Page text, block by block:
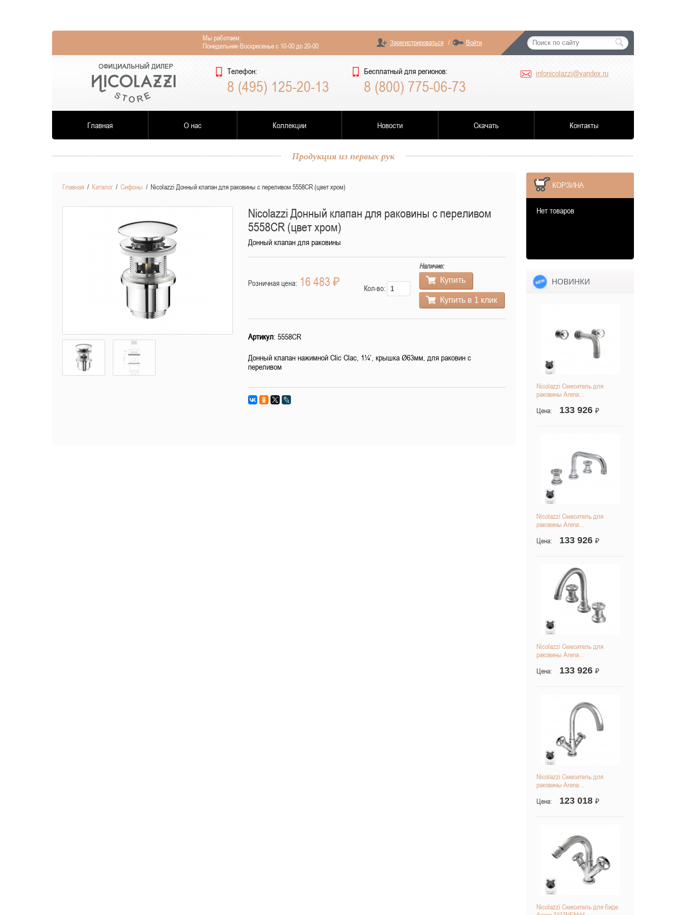
Мы работаем:
Понедельник-Воскресенье с 10-00 до 20-00
Зарегистрироваться / Войти
Телефон:
8 (495) 125-20-13
Бесплатный для регионов:
8 (800) 775-06-73
infonicolazzi@yandex.ru
Главная О нас Коллекции Новости Скачать Контакты
Продукция из первых рук
Главная / Каталог/ Сифоны / Nicolazzi Донный клапан для раковины с переливом 5558CR (цвет хром)
Nicolazzi Донный клапан для раковины с переливом
5558CR (цвет хром)
Донный клапан для раковины
Розничная цена: 16 483 ₽
Наличие:
Купить
Купить в 1 клик
Кол-во:
Артикул: 5558CR
Донный клапан нажимной Clic Clac, 1¼’, крышка Ø63мм, для раковин с
переливом
КОРЗИНА
Нет товаров
НОВИНКИ
Nicolazzi Смеситель для
раковины Arena…
Цена: 133 926 ₽
Nicolazzi Смеситель для
раковины Arena…
Цена: 133 926 ₽
Nicolazzi Смеситель для
раковины Arena…
Цена: 133 926 ₽
Nicolazzi Смеситель для
раковины Arena…
Цена: 123 018 ₽
Nicolazzi Смеситель для биде